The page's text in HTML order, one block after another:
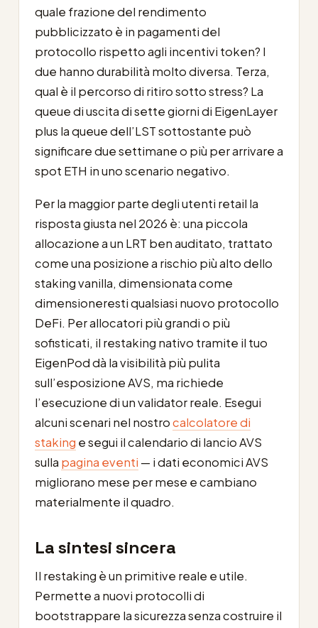
quale frazione del rendimento
pubblicizzato è in pagamenti del
protocollo rispetto agli incentivi token? I
due hanno durabilità molto diversa. Terza,
qual è il percorso di ritiro sotto stress? La
queue di uscita di sette giorni di EigenLayer
plus la queue dell’LST sottostante può
significare due settimane o più per arrivare a
spot ETH in uno scenario negativo.
Per la maggior parte degli utenti retail la
risposta giusta nel 2026 è: una piccola
allocazione a un LRT ben auditato, trattato
come una posizione a rischio più alto dello
staking vanilla, dimensionata come
dimensioneresti qualsiasi nuovo protocollo
DeFi. Per allocatori più grandi o più
sofisticati, il restaking nativo tramite il tuo
EigenPod dà la visibilità più pulita
sull’esposizione AVS, ma richiede
l’esecuzione di un validator reale. Esegui
alcuni scenari nel nostrocalcolatore di
staking e segui il calendario di lancio AVS
sulla pagina eventi — i dati economici AVS
migliorano mese per mese e cambiano
materialmente il quadro.
La sintesi sincera
Il restaking è un primitive reale e utile.
Permette a nuovi protocolli di
bootstrappare la sicurezza senza costruire il